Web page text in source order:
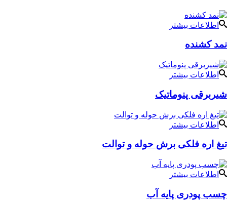
اطلاعات بیشتر
نمد کشنده
اطلاعات بیشتر
شیربرقی پنوماتیک
اطلاعات بیشتر
تیغ اره فلکی برش حوله و توالت
اطلاعات بیشتر
چسب پودری پایه آب